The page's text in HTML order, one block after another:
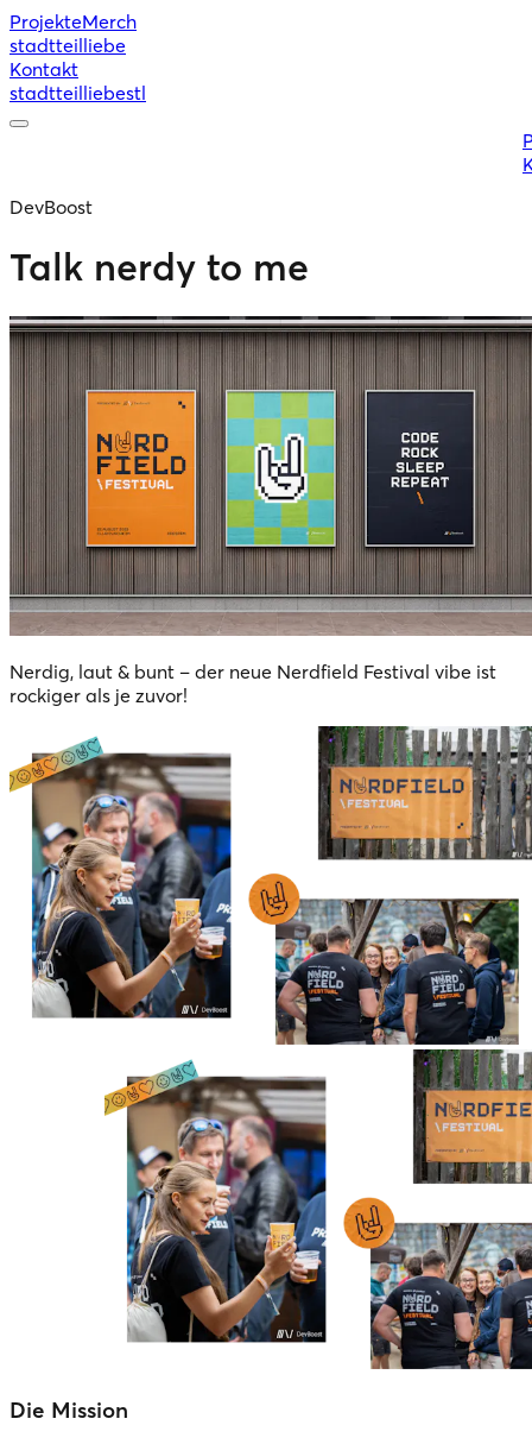
ProjekteMerch
stadtteilliebe
Kontakt
stadtteilliebestl
DevBoost
Talk nerdy to me
Nerdig, laut & bunt – der neue Nerdfield Festival vibe ist
rockiger als je zuvor!
Die Mission